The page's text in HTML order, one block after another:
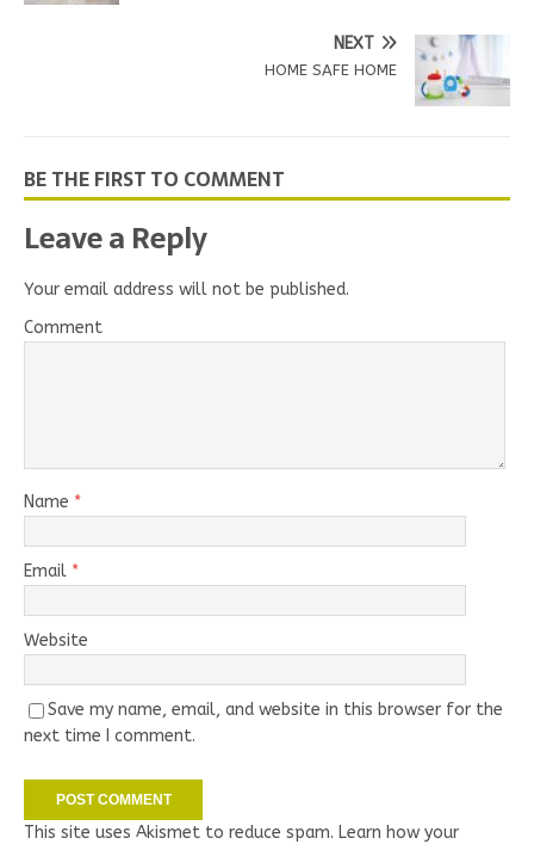
NEXT
HOME SAFE HOME
BE THE FIRST TO COMMENT
Leave a Reply
Your email address will not be published.
Comment
Name *
Email *
Website
Save my name, email, and website in this browser for the
next time I comment.
This site uses Akismet to reduce spam. Learn how your